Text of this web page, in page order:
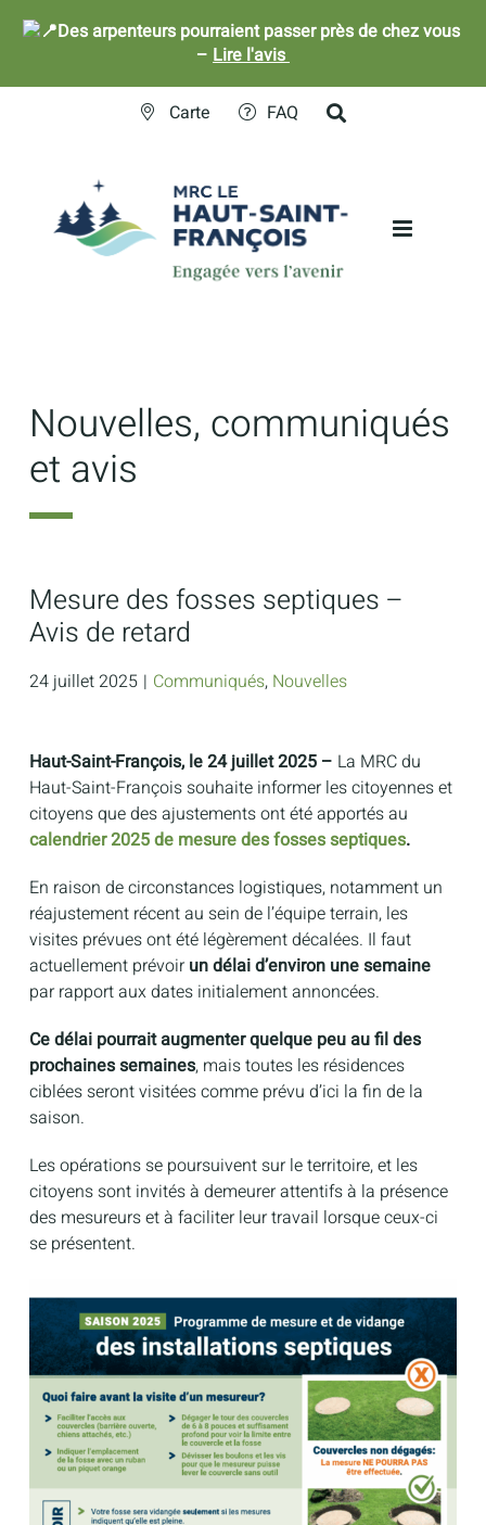
Des arpenteurs pourraient passer près de chez vous
– Lire l'avis
Carte FAQ
Nouvelles, communiqués
et avis
Mesure des fosses septiques –
Avis de retard
24 juillet 2025 | Communiqués, Nouvelles
Haut-Saint-François, le 24 juillet 2025 – La MRC du
Haut-Saint-François souhaite informer les citoyennes et
citoyens que des ajustements ont été apportés au
calendrier 2025 de mesure des fosses septiques.
En raison de circonstances logistiques, notamment un
réajustement récent au sein de l’équipe terrain, les
visites prévues ont été légèrement décalées. Il faut
actuellement prévoir un délai d’environ une semaine
par rapport aux dates initialement annoncées.
Ce délai pourrait augmenter quelque peu au fil des
prochaines semaines, mais toutes les résidences
ciblées seront visitées comme prévu d’ici la fin de la
saison.
Les opérations se poursuivent sur le territoire, et les
citoyens sont invités à demeurer attentifs à la présence
des mesureurs et à faciliter leur travail lorsque ceux-ci
se présentent.